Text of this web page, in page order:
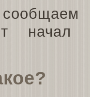
начал